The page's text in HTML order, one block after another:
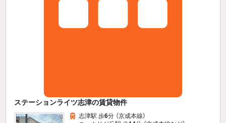
ステーションライツ志津の賃貸物件
志津駅 歩6分 （京成本線）